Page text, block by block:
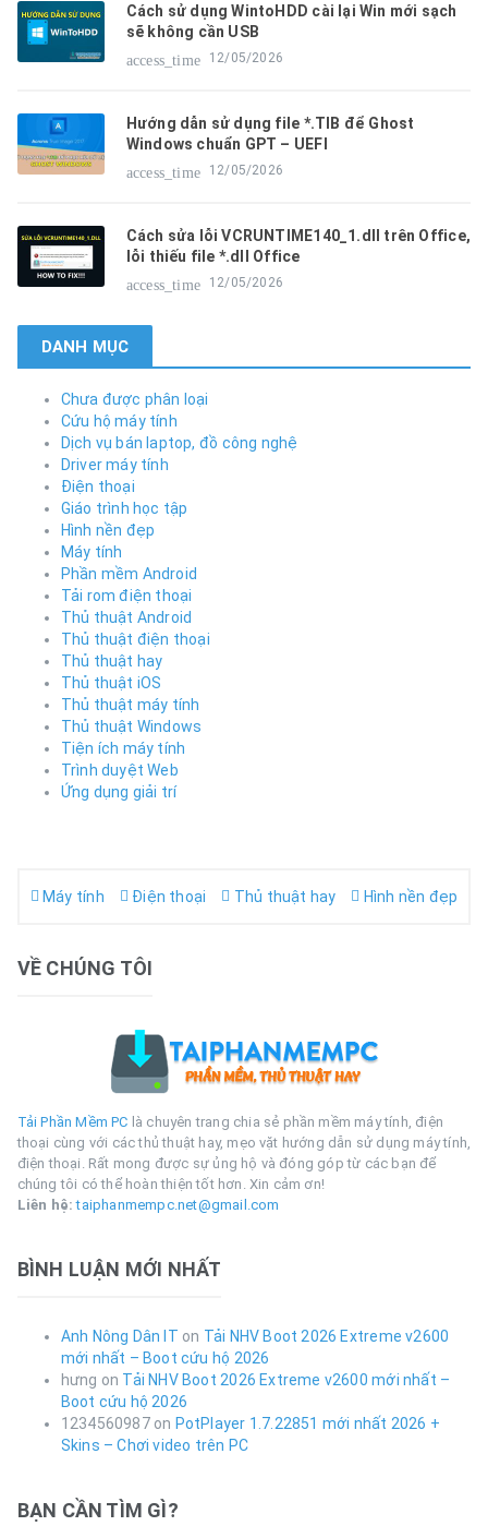
Cách sử dụng WintoHDD cài lại Win mới sạch
sẽ không cần USB
access_time
12/05/2026
Hướng dẫn sử dụng file *.TIB để Ghost
Windows chuẩn GPT – UEFI
access_time
12/05/2026
Cách sửa lỗi VCRUNTIME140_1.dll trên Office,
lỗi thiếu file *.dll Office
access_time
12/05/2026
DANH MỤC
Chưa được phân loại
Cứu hộ máy tính
Dịch vụ bán laptop, đồ công nghệ
Driver máy tính
Điện thoại
Giáo trình học tập
Hình nền đẹp
Máy tính
Phần mềm Android
Tải rom điện thoại
Thủ thuật Android
Thủ thuật điện thoại
Thủ thuật hay
Thủ thuật iOS
Thủ thuật máy tính
Thủ thuật Windows
Tiện ích máy tính
Trình duyệt Web
Ứng dụng giải trí
Máy tính Điện thoại Thủ thuật hay Hình nền đẹp
VỀ CHÚNG TÔI
Tải Phần Mềm PC là chuyên trang chia sẻ phần mềm máy tính, điện
thoại cùng với các thủ thuật hay, mẹo vặt hướng dẫn sử dụng máy tính,
điện thoại. Rất mong được sự ủng hộ và đóng góp từ các bạn để
chúng tôi có thể hoàn thiện tốt hơn. Xin cảm ơn!
Liên hệ: taiphanmempc.net@gmail.com
BÌNH LUẬN MỚI NHẤT
Anh Nông Dân IT on Tải NHV Boot 2026 Extreme v2600
mới nhất – Boot cứu hộ 2026
hưng on Tải NHV Boot 2026 Extreme v2600 mới nhất –
Boot cứu hộ 2026
1234560987on PotPlayer 1.7.22851 mới nhất 2026 +
Skins – Chơi video trên PC
BẠN CẦN TÌM GÌ?